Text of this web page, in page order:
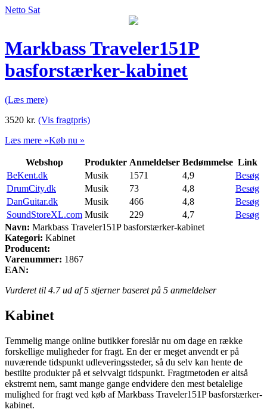
Netto Sat
Markbass Traveler151P
basforstærker-kabinet
(Læs mere)
3520 kr. (Vis fragtpris)
Læs mere »Køb nu »
Webshop Produkter Anmeldelser Bedømmelse Link
BeKent.dk
Musik 1571 4,9
Besøg
DrumCity.dk
Musik 73 4,8
Besøg
DanGuitar.dk
Musik 466 4,8
Besøg
SoundStoreXL.com Musik 229 4,7
Besøg
Navn: Markbass Traveler151P basforstærker-kabinet
Kategori: Kabinet
Producent:
Varenummer: 1867
EAN:
Vurderet til 4.7ud af 5 stjerner baseret på 5 anmeldelser
Kabinet
Temmelig mange online butikker foreslår nu om dage en række
forskellige muligheder for fragt. En der er meget anvendt er på
nuværende tidspunkt udleveringssteder, så du selv kan hente de
bestilte produkter på et selvvalgt tidspunkt. Fragtmetoden er altså
ekstremt nem, samt mange gange endvidere den mest betalelige
mulighed for fragt ved køb af Markbass Traveler151P basforstærker-
kabinet.